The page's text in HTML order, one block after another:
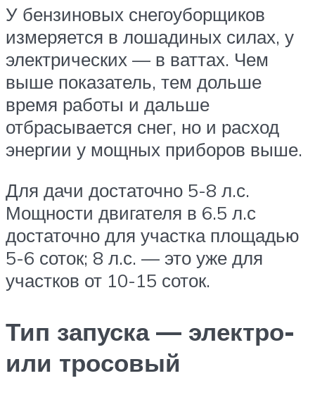
У бензиновых снегоуборщиков
измеряется в лошадиных силах, у
электрических — в ваттах. Чем
выше показатель, тем дольше
время работы и дальше
отбрасывается снег, но и расход
энергии у мощных приборов выше.
Для дачи достаточно 5-8 л.с.
Мощности двигателя в 6.5 л.с
достаточно для участка площадью
5-6 соток; 8 л.с. — это уже для
участков от 10-15 соток.
Тип запуска — электро-
или тросовый